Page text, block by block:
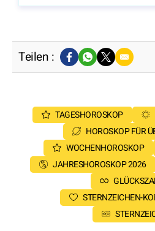
Teilen :
TAGESHOROSKOP
HOROSKOP FÜR
WOCHENHOROSKOP
JAHRESHOROSKOP 2026
STERNZEICHEN-